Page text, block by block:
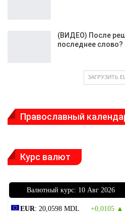
(ВИДЕО) После
последнее слово?
ЗАГРУЗИТЬ
Православный
Курс валют
Bалютный курс: 10 Авг 2026
EUR: 20,0598 MDL +0,0105 ▲